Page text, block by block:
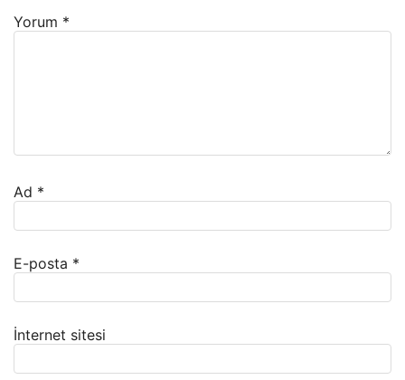
Yorum *
Ad *
E-posta *
İnternet sitesi